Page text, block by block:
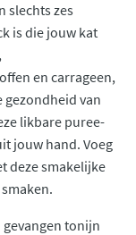
slechts zes
is die jouw kat
en carrageen,
gezondheid van
likbare puree-
jouw hand. Voeg
deze smakelijke
tonijn